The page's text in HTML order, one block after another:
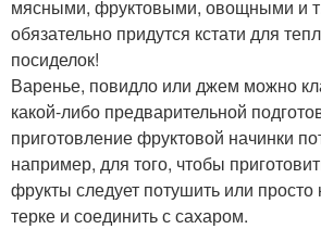
мясными, фруктовыми, овощными и
обязательно придутся кстати для
посиделок!
Варенье, повидло или джем можно
какой-либо предварительной
приготовление фруктовой начинки
например, для того, чтобы
фрукты следует потушить или просто
терке и соединить с сахаром.